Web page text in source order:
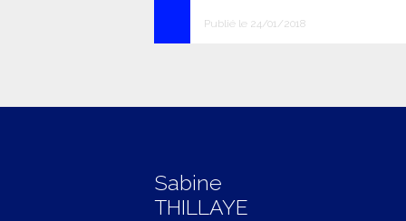
Publié le 24/01/2018
Sabine
THILLAYE